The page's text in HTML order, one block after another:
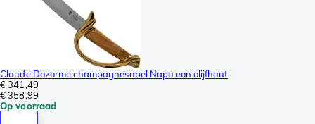
Claude Dozorme champagnesabel Napoleon olijfhout
€ 341,49
€ 358,99
Op voorraad